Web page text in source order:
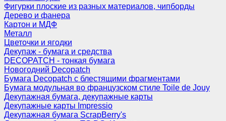
Фигурки плоские из разных материалов, чипборды
Дерево и фанера
Картон и МДФ
Металл
Цветочки и ягодки
Декупаж - бумага и средства
DECOPATCH - тонкая бумага
Новогодний Decopatch
Бумага Decopatch с блестящими фрагментами
Бумага модульная во французском стиле Toile de Jouy
Декупажная бумага, декупажные карты
Декупажные карты Impressio
Декупажная бумага ScrapBerry's